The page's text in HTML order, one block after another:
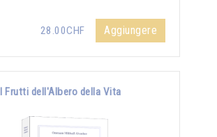
28.00CHF Aggiungere
I Frutti dell'Albero della Vita